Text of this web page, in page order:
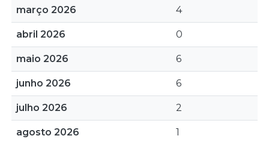
março 2026 4
abril 2026 0
maio 2026 6
junho 2026 6
julho 2026 2
agosto 2026 1